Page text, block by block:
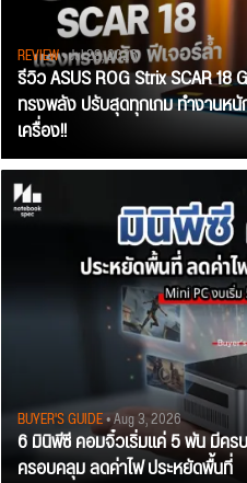
REVIEW• Jul 28, 2026
รีวิว ASUS ROG Strix SCAR
ทรงพลัง ปรับสุดทุกเกม ทำงานห
เครื่อง!!
BUYER'S GUIDE• Aug 3, 2026
6 มินิพีซี คอมจิ๋วเริ่มแค่ 5 พัน มีคร
ครอบคลุม ลดค่าไฟ ประหยัดพื้นที่